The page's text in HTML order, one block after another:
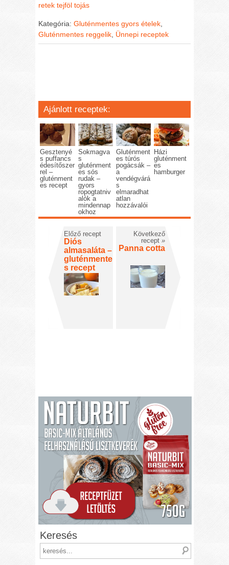
retek tejföl tojás
Kategória:Gluténmentes gyors ételek
Gluténmentes reggelik Ünnepi receptek
Ajánlott receptek:
Gesztenyé
s puffancs
édesítőszer
rel –
gluténment
es recept
Sokmagva
s
gluténment
es sós
rudak –
gyors
ropogtatniv
alók a
mindennap
okhoz
Gluténment
es túrós
pogácsák –
a
vendégvárá
s
elmaradhat
atlan
hozzávalói
Házi
gluténment
es
hamburger
Előző recept
Diós
almasaláta –
gluténmente
s recept
Következő
recept »
Panna cotta
Keresés